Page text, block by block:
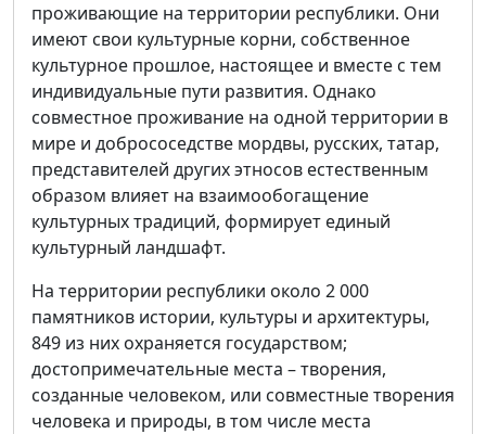
проживающие на территории республики. Они
имеют свои культурные корни, собственное
культурное прошлое, настоящее и вместе с тем
индивидуальные пути развития. Однако
совместное проживание на одной территории в
мире и добрососедстве мордвы, русских, татар,
представителей других этносов естественным
образом влияет на взаимообогащение
культурных традиций, формирует единый
культурный ландшафт.
На территории республики около 2 000
памятников истории, культуры и архитектуры,
849 из них охраняется государством;
достопримечательные места – творения,
созданные человеком, или совместные творения
человека и природы, в том числе места